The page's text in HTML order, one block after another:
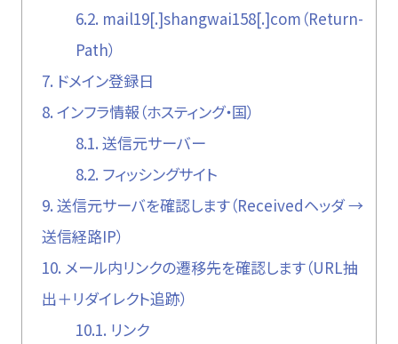
6.2. mail19[.]shangwai158[.]com（Return-
Path）
7. ドメイン登録日
8. インフラ情報（ホスティング・国）
8.1. 送信元サーバー
8.2. フィッシングサイト
9. 送信元サーバを確認します（Receivedヘッダ →
送信経路IP）
10. メール内リンクの遷移先を確認します（URL抽
出＋リダイレクト追跡）
10.1. リンク